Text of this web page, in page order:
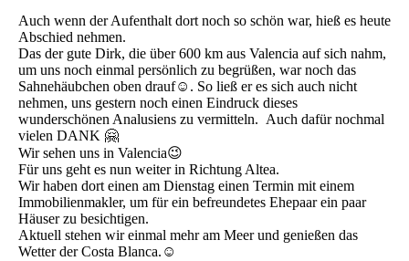
Auch wenn der Aufenthalt dort noch so schön war, hieß es heute
Abschied nehmen.
Das der gute Dirk, die über 600 km aus Valencia auf sich nahm,
um uns noch einmal persönlich zu begrüßen, war noch das
Sahnehäubchen oben drauf☺️. So ließ er es sich auch nicht
nehmen, uns gestern noch einen Eindruck dieses
wunderschönen Analusiens zu vermitteln. Auch dafür nochmal
vielen DANK 🤗
Wir sehen uns in Valencia😉
Für uns geht es nun weiter in Richtung Altea.
Wir haben dort einen am Dienstag einen Termin mit einem
Immobilienmakler, um für ein befreundetes Ehepaar ein paar
Häuser zu besichtigen.
Aktuell stehen wir einmal mehr am Meer und genießen das
Wetter der Costa Blanca.☺️